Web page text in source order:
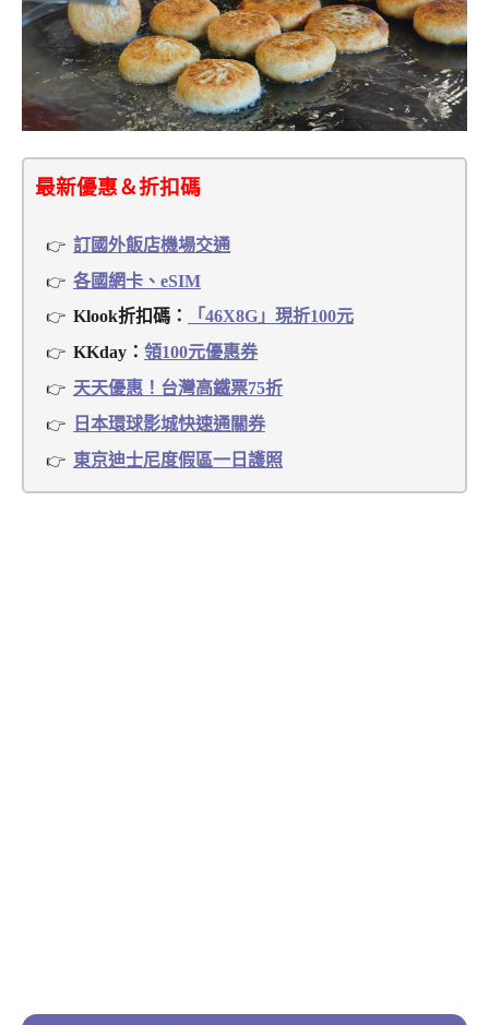
最新優惠＆折扣碼
訂國外飯店機場交通
各國網卡、eSIM
Klook折扣碼：
「46X8G」現折100元
KKday： 領100元優惠券
天天優惠！台灣高鐵票75折
日本環球影城快速通關券
東京迪士尼度假區一日護照